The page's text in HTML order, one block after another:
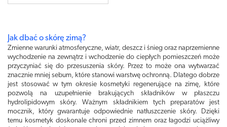
Jak dbać o skórę zimą?
Zmienne warunki atmosferyczne, wiatr, deszcz i śnieg oraz naprzemienne
wychodzenie na zewnątrz i wchodzenie do ciepłych pomieszczeń może
przyczyniać się do przesuszenia skóry. Przez to może ona wytwarzać
znacznie mniej sebum, które stanowi warstwę ochronną. Dlatego dobrze
jest stosować w tym okresie kosmetyki regenerujące na zimę, które
pozwolą na uzupełnienie brakujących składników w płaszczu
hydrolipidowym skóry. Ważnym składnikiem tych preparatów jest
mocznik, który gwarantuje odpowiednie natłuszczenie skóry. Dzięki
temu kosmetyk doskonale chroni przed zimnem oraz łagodzi uciążliwy